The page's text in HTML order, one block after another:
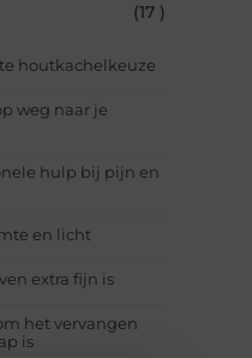
(17 )
houtkachelkeuze
weg naar je
hulp bij pijn en
en licht
extra fijn is
het vervangen
is